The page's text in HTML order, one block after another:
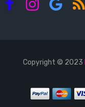
Copyright © 2023